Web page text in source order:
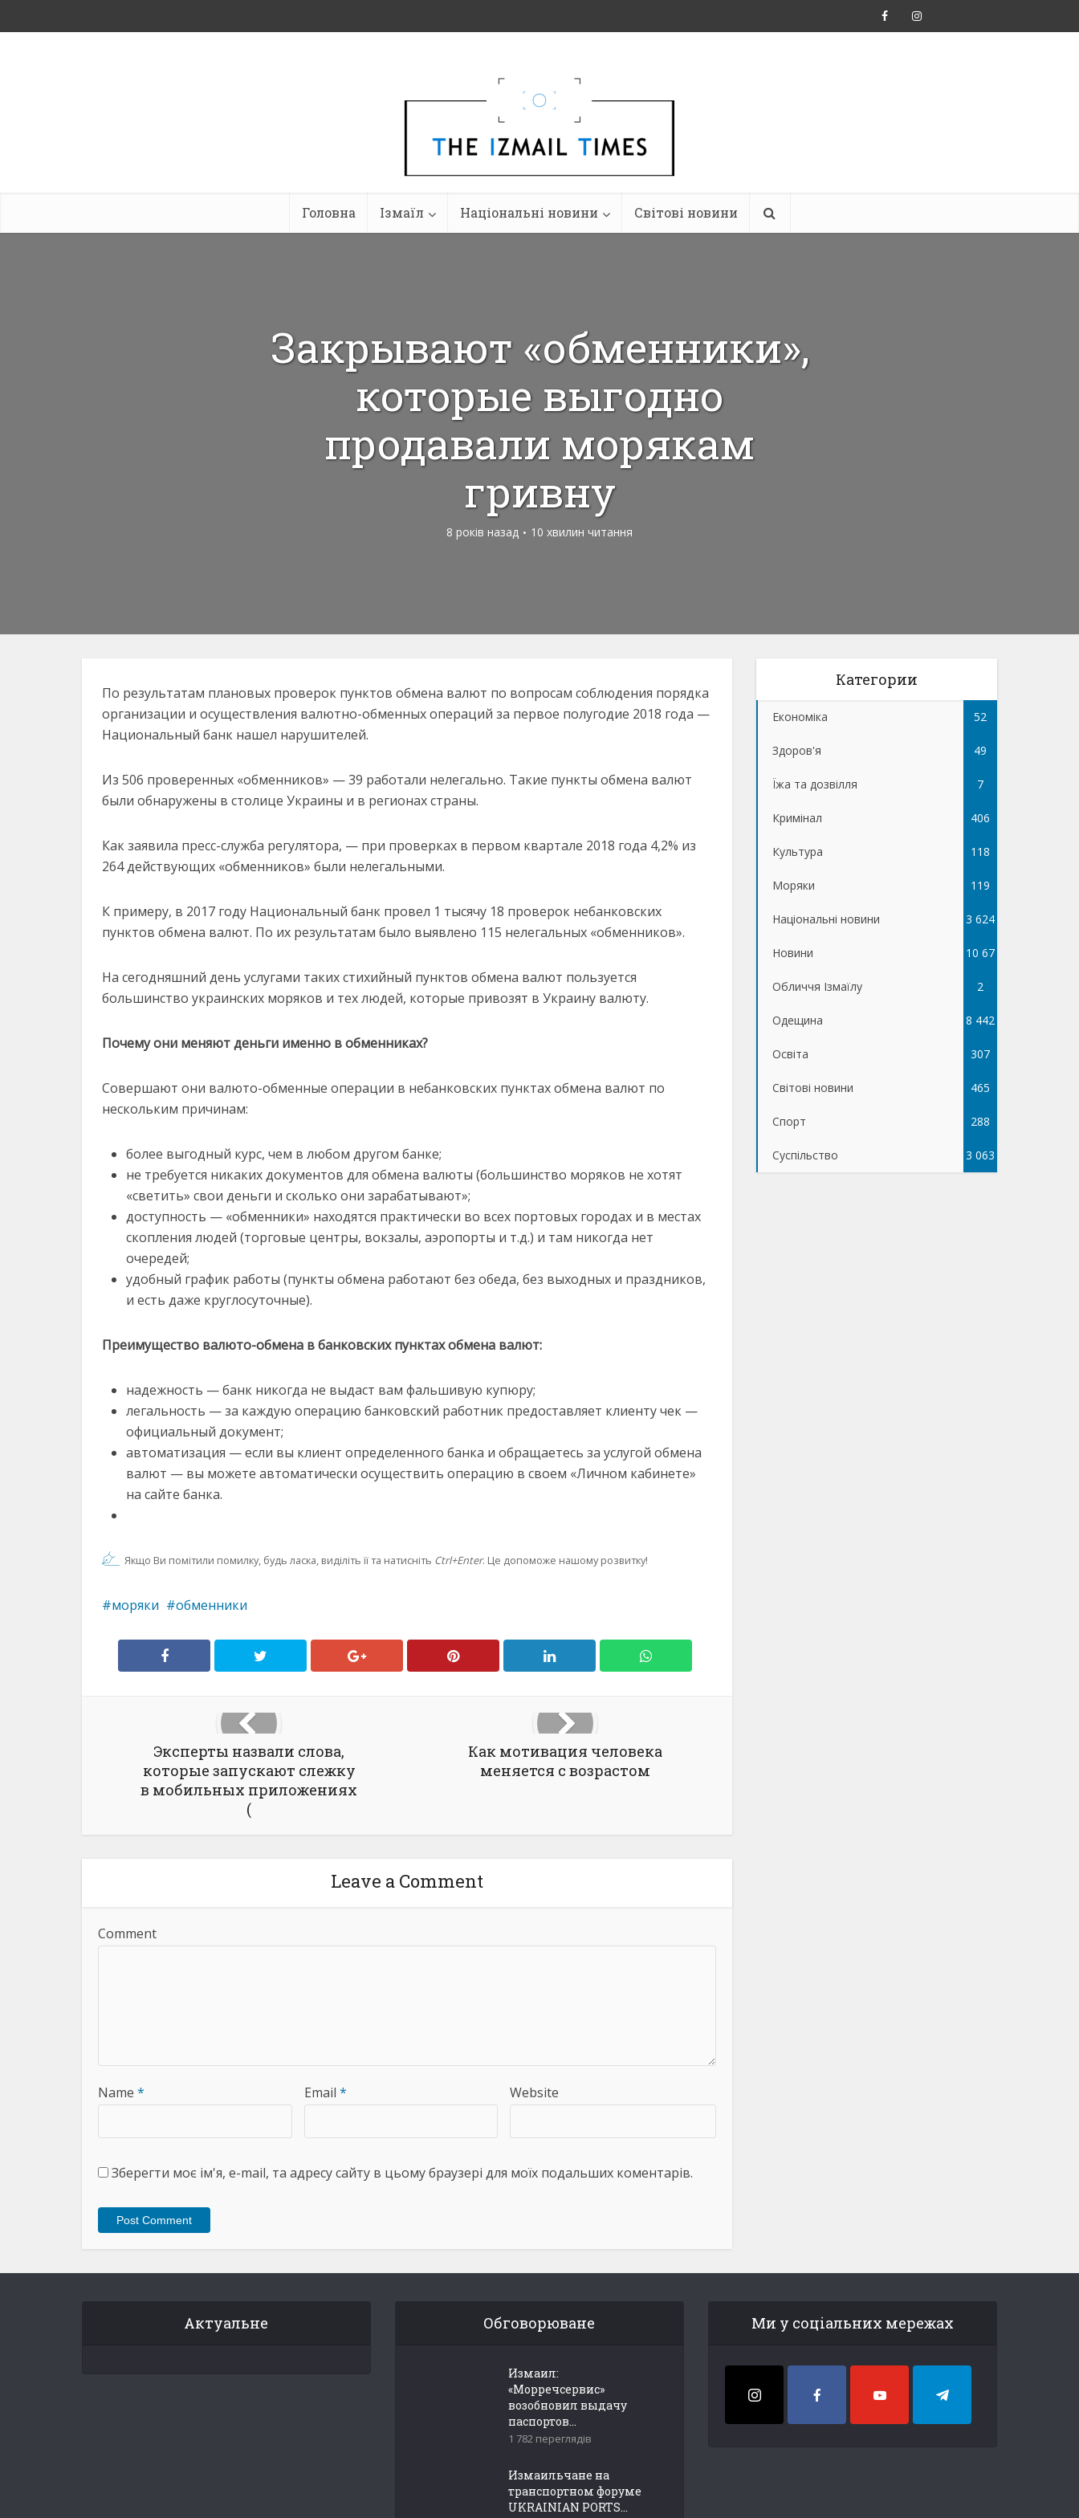
Головна Ізмаїл Національні новини Світові новини
Закрывают «обменники»,
которые выгодно
продавали морякам
гривну
8 років назад 10 хвилин читання
По результатам плановых проверок пунктов обмена валют по вопросам соблюдения порядка
организации и осуществления валютно-обменных операций за первое полугодие 2018 года —
Национальный банк нашел нарушителей.
Из 506 проверенных «обменников» — 39 работали нелегально. Такие пункты обмена валют
были обнаружены в столице Украины и в регионах страны.
Как заявила пресс-служба регулятора, — при проверках в первом квартале 2018 года 4,2% из
264 действующих «обменников» были нелегальными.
К примеру, в 2017 году Национальный банк провел 1 тысячу 18 проверок небанковских
пунктов обмена валют. По их результатам было выявлено 115 нелегальных «обменников».
На сегодняшний день услугами таких стихийный пунктов обмена валют пользуется
большинство украинских моряков и тех людей, которые привозят в Украину валюту.
Почему они меняют деньги именно в обменниках?
Совершают они валюто-обменные операции в небанковских пунктах обмена валют по
нескольким причинам:
более выгодный курс, чем в любом другом банке;
не требуется никаких документов для обмена валюты (большинство моряков не хотят
«светить» свои деньги и сколько они зарабатывают»;
доступность — «обменники» находятся практически во всех портовых городах и в местах
скопления людей (торговые центры, вокзалы, аэропорты и т.д.) и там никогда нет
очередей;
удобный график работы (пункты обмена работают без обеда, без выходных и праздников,
и есть даже круглосуточные).
Преимущество валюто-обмена в банковских пунктах обмена валют:
надежность — банк никогда не выдаст вам фальшивую купюру;
легальность — за каждую операцию банковский работник предоставляет клиенту чек —
официальный документ;
автоматизация — если вы клиент определенного банка и обращаетесь за услугой обмена
валют — вы можете автоматически осуществить операцию в своем «Личном кабинете»
на сайте банка.
Якщо Ви помітили помилку, будь ласка, виділіть її та натисніть Ctrl+Enter. Це допоможе нашому розвитку!
моряки обменники
Эксперты назвали слова,
которые запускают слежку
в мобильных приложениях
(
Как мотивация человека
меняется с возрастом
Leave a Comment
Comment
Name * Email * Website
Зберегти моє ім'я, e-mail, та адресу сайту в цьому браузері для моїх подальших коментарів.
Категории
Економіка 52
Здоров'я 49
Їжа та дозвілля 7
Кримінал 406
Культура 118
Моряки 119
Національні новини 3 624
Новини 10 67
5
Обличчя Ізмаїлу 2
Одещина 8 442
Освіта 307
Світові новини 465
Спорт 288
Суспільство 3 063
Актуальне Обговорюване
Измаил:
«Морречсервис»
возобновил выдачу
паспортов...
1 782 переглядів
Измаильчане на
транспортном форуме
UKRAINIAN PORTS...
Ми у соціальних мережах